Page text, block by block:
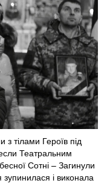
тілами Героїв під
Театральним
Сотні – Загинули
зупинилася і виконала